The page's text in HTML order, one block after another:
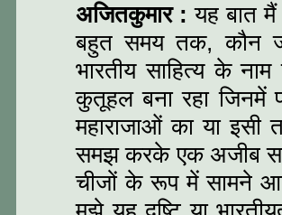
अजितकुमार : यह बात
बहुत समय तक, कौन
भारतीय साहित्य के
कुतूहल बना रहा जिनमें
महाराजाओं का या इसी
समझ करके एक अजीब
चीजों के रूप में सामने